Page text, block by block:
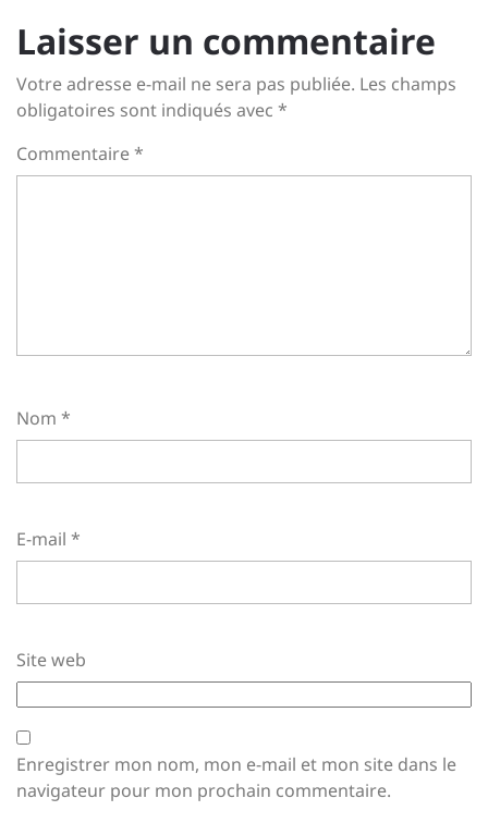
Laisser un commentaire
Votre adresse e-mail ne sera pas publiée. Les champs
obligatoires sont indiqués avec *
Commentaire*
Nom *
E-mail *
Site web
Enregistrer mon nom, mon e-mail et mon site dans le
navigateur pour mon prochain commentaire.